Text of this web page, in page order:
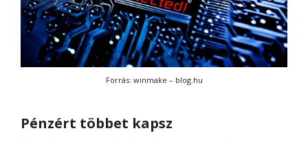
Forrás: winmake – blog.hu
Pénzért többet kapsz